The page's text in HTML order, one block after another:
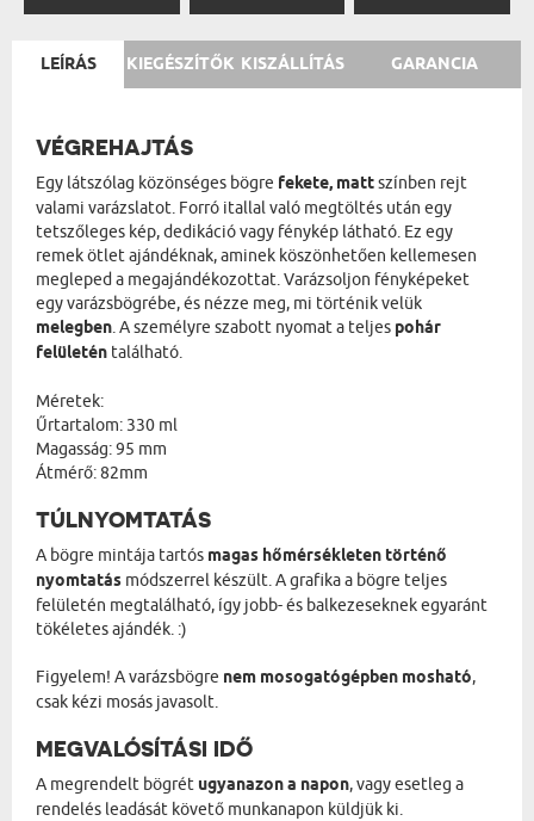
LEÍRÁS KIEGÉSZÍTŐK KISZÁLLÍTÁS GARANCIA
VÉGREHAJTÁS
Egy látszólag közönséges bögre fekete, mattszínben rejt
valami varázslatot. Forró itallal való megtöltés után egy
tetszőleges kép, dedikáció vagy fénykép látható. Ez egy
remek ötlet ajándéknak, aminek köszönhetően kellemesen
megleped a megajándékozottat. Varázsoljon fényképeket
egy varázsbögrébe, és nézze meg, mi történik velük
melegben. A személyre szabott nyomat a teljes pohár
felületén található.
Méretek:
Űrtartalom: 330 ml
Magasság: 95 mm
Átmérő: 82mm
TÚLNYOMTATÁS
A bögre mintája tartós magas hőmérsékleten történő
nyomtatás módszerrel készült. A grafika a bögre teljes
felületén megtalálható, így jobb- és balkezeseknek egyaránt
tökéletes ajándék. :)
Figyelem! A varázsbögre nem mosogatógépben mosható,
csak kézi mosás javasolt.
MEGVALÓSÍTÁSI IDŐ
A megrendelt bögrét ugyanazon a napon, vagy esetleg a
rendelés leadását követő munkanapon küldjük ki.